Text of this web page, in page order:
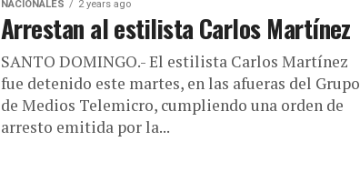
NACIONALES 2 years ago
Arrestan al estilista Carlos Martínez
SANTO DOMINGO.- El estilista Carlos Martínez
fue detenido este martes, en las afueras del Grupo
de Medios Telemicro, cumpliendo una orden de
arresto emitida por la...